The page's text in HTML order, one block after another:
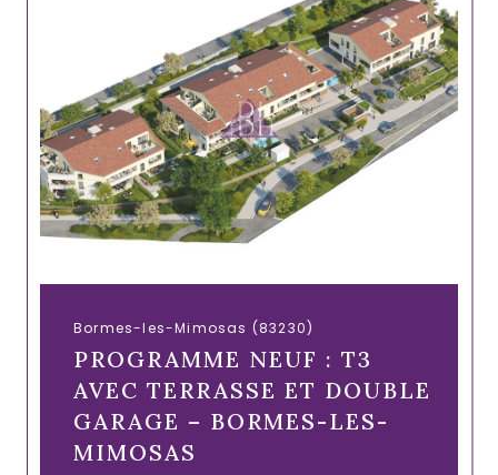
Bormes-les-Mimosas (83230)
PROGRAMME NEUF : T3
AVEC TERRASSE ET DOUBLE
GARAGE – BORMES-LES-
MIMOSAS